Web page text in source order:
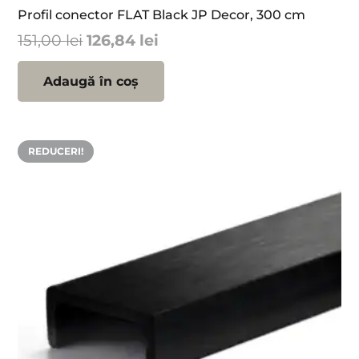
Profil conector FLAT Black JP Decor, 300 cm
151,00leiPrețul
inițial
a
fost:
126,84 lei
curent
126,84 lei.
Adaugă în coș
REDUCERI!